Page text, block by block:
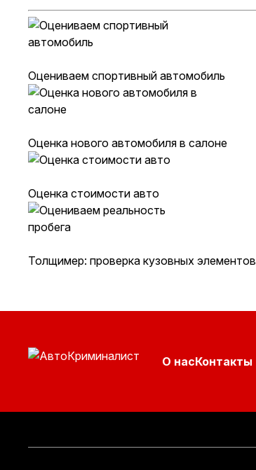
Оцениваем спортивный автомобиль
Оценка нового автомобиля в салоне
Оценка стоимости авто
Толщимер: проверка кузовных элементов
О насКонтакты